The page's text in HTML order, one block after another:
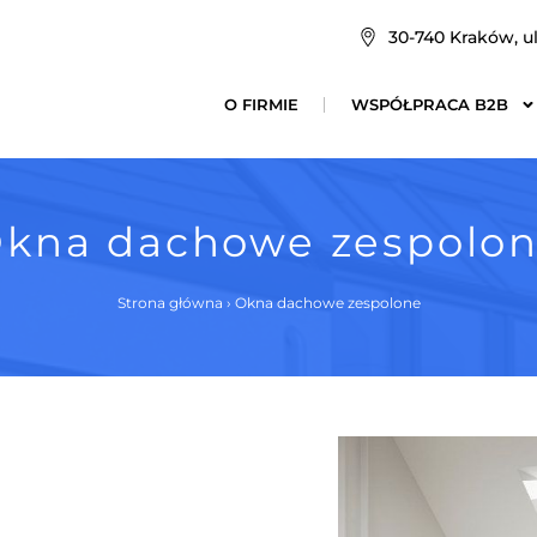
30-740 Kraków,
O FIRMIE WSPÓŁPRACA B2B
dachowe
Strona główna › Okna dachowe zespolone